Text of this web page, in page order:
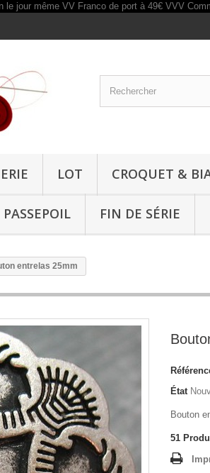
LOT CROQUET &
PASSEPOIL FIN DE SÉRIE
entrelas 25mm
État
Bouton
51